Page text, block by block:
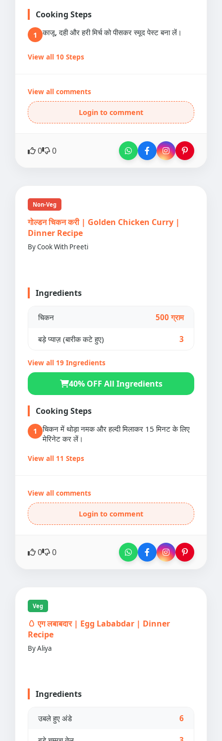
Cooking Steps
1 काजू, दही और हरी मिर्च को पीसकर स्मूद पेस्ट बना लें।
View all 10 Steps
View all comments
Login to comment
0 0
Non-Veg
गोल्डन चिकन करी | Golden Chicken Curry |
Dinner Recipe
By Cook With Preeti
Ingredients
चिकन 500 ग्राम
बड़े प्याज़ (बारीक कटे हुए) 3
View all 19 Ingredients
40% OFF All Ingredients
Cooking Steps
1
चिकन में थोड़ा नमक और हल्दी मिलाकर 15 मिनट के लिए
मेरिनेट कर लें।
View all 11 Steps
View all comments
Login to comment
0 0
Veg
🥚 एग लबाबदार | Egg Lababdar | Dinner
Recipe
By Aliya
Ingredients
उबले हुए अंडे 6